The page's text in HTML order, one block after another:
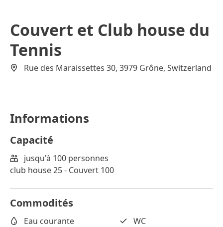
Couvert et Club house du
Tennis
Rue des Maraissettes 30, 3979 Grône, Switzerland
Informations
Capacité
jusqu'à 100 personnes
club house 25 - Couvert 100
Commodités
Eau courante WC